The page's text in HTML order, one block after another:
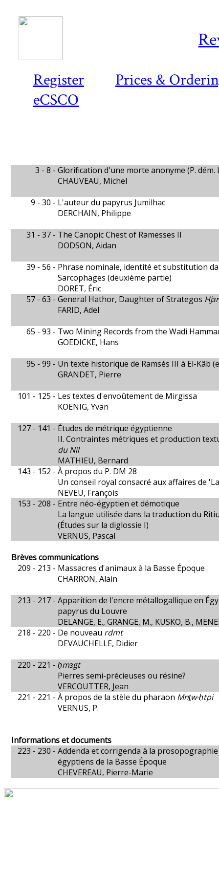
Register
Prices &
eCSCO
3 - 8 - Glorification d'une morte anonyme (P. dém.
CHAUVEAU, Michel
9 - 30 - L'auteur du papyrus Jumilhac
DERCHAIN, Philippe
31 - 37 - The Canopic Chest of Ramesses II
DODSON, Aidan
39 - 56 - Phrase nominale, identité et substitution
Sarcophages (deuxième partie)
DORET, Éric
57 - 63 - General Hathor, Daughter of Strategos
FARID, Adel
65 - 93 - Two Mining Records from the Wadi
GOEDICKE, Hans
95 - 99 - Un texte historique de Ramsès III à El-Kâb
GRANDET, Pierre
101 - 125 - Les textes d'envoûtement de Mirgissa
KOENIG, Yvan
127 - 141 - Études de métrique égyptienne
II. Contraintes métriques et production
du Nil
MATHIEU, Bernard
143 - 152 - À propos du P. DM 28
Un conseil royal consacré aux affaires de
NEVEU, François
153 - 208 - Entre néo-égyptien et démotique
La langue utilisée dans la traduction du
(Études sur la diglossie I)
VERNUS, Pascal
Brèves communications
209 - 213 - Massacres d'animaux à la Basse Époque
CHARRON, Alain
213 - 217 - Apparition de l'encre métallogallique en
papyrus du Louvre
DELANGE, E., GRANGE, M., KUSKO, B.,
218 - 220 - De nouveau rdmt
DEVAUCHELLE, Didier
220 - 221 - ḥmɜgt
Pierres semi-précieuses ou résine?
VERCOUTTER, Jean
221 - 221 - À propos de la stèle du pharaon Mnṯw-ḥtpi
VERNUS, P.
Informations et documents
223 - 230 - Addenda et corrigenda à la
égyptiens de la Basse Époque
CHEVEREAU, Pierre-Marie